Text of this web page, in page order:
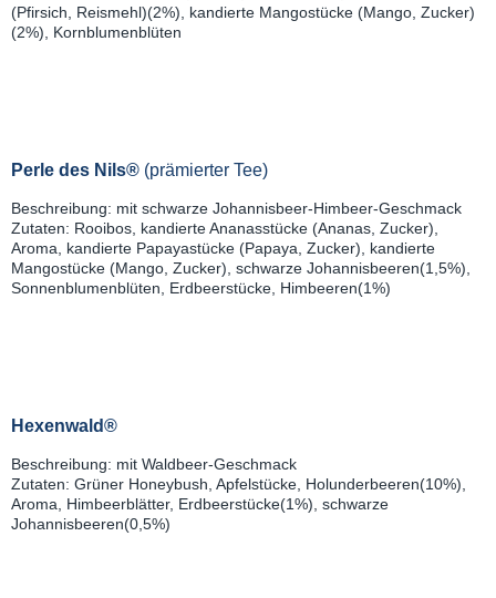
(Pfirsich, Reismehl)(2%), kandierte Mangostücke (Mango, Zucker)
(2%), Kornblumenblüten
Perle des Nils® (prämierter Tee)
Beschreibung: mit schwarze Johannisbeer-Himbeer-Geschmack
Zutaten: Rooibos, kandierte Ananasstücke (Ananas, Zucker),
Aroma, kandierte Papayastücke (Papaya, Zucker), kandierte
Mangostücke (Mango, Zucker), schwarze Johannisbeeren(1,5%),
Sonnenblumenblüten, Erdbeerstücke, Himbeeren(1%)
Hexenwald®
Beschreibung: mit Waldbeer-Geschmack
Zutaten: Grüner Honeybush, Apfelstücke, Holunderbeeren(10%),
Aroma, Himbeerblätter, Erdbeerstücke(1%), schwarze
Johannisbeeren(0,5%)